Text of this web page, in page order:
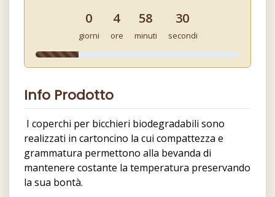
0
giorni
4
ore
58
minuti
29
secondi
Info Prodotto
I coperchi per bicchieri biodegradabili sono
realizzati in cartoncino la cui compattezza e
grammatura permettono alla bevanda di
mantenere costante la temperatura preservando
la sua bontà.